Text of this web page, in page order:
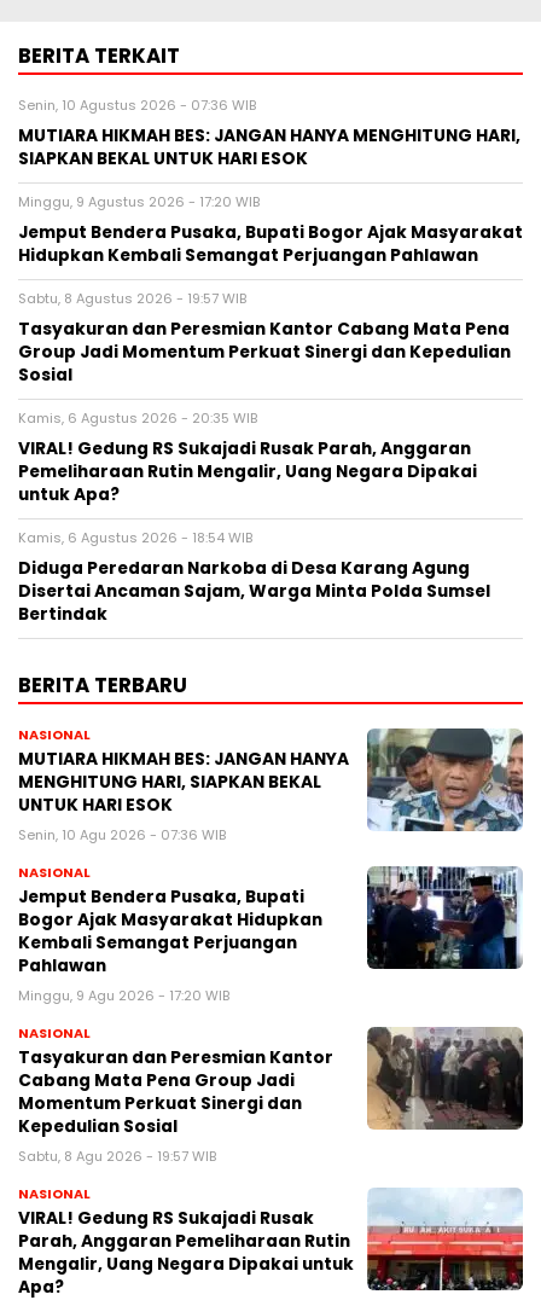
BERITA TERKAIT
Senin, 10 Agustus 2026 - 07:36 WIB
MUTIARA HIKMAH BES: JANGAN HANYA MENGHITUNG HARI,
SIAPKAN BEKAL UNTUK HARI ESOK
Minggu, 9 Agustus 2026 - 17:20 WIB
Jemput Bendera Pusaka, Bupati Bogor Ajak Masyarakat
Hidupkan Kembali Semangat Perjuangan Pahlawan
Sabtu, 8 Agustus 2026 - 19:57 WIB
Tasyakuran dan Peresmian Kantor Cabang Mata Pena
Group Jadi Momentum Perkuat Sinergi dan Kepedulian
Sosial
Kamis, 6 Agustus 2026 - 20:35 WIB
VIRAL! Gedung RS Sukajadi Rusak Parah, Anggaran
Pemeliharaan Rutin Mengalir, Uang Negara Dipakai
untuk Apa?
Kamis, 6 Agustus 2026 - 18:54 WIB
Diduga Peredaran Narkoba di Desa Karang Agung
Disertai Ancaman Sajam, Warga Minta Polda Sumsel
Bertindak
BERITA TERBARU
NASIONAL
MUTIARA HIKMAH BES: JANGAN HANYA
MENGHITUNG HARI, SIAPKAN BEKAL
UNTUK HARI ESOK
Senin, 10 Agu 2026 - 07:36 WIB
NASIONAL
Jemput Bendera Pusaka, Bupati
Bogor Ajak Masyarakat Hidupkan
Kembali Semangat Perjuangan
Pahlawan
Minggu, 9 Agu 2026 - 17:20 WIB
NASIONAL
Tasyakuran dan Peresmian Kantor
Cabang Mata Pena Group Jadi
Momentum Perkuat Sinergi dan
Kepedulian Sosial
Sabtu, 8 Agu 2026 - 19:57 WIB
NASIONAL
VIRAL! Gedung RS Sukajadi Rusak
Parah, Anggaran Pemeliharaan Rutin
Mengalir, Uang Negara Dipakai untuk
Apa?